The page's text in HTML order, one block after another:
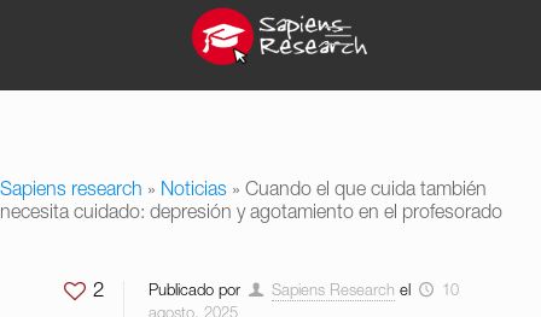
Sapiens research » Noticias » Cuando el que cuida también
necesita cuidado: depresión y agotamiento en el profesorado
2 Publicado por Sapiens Research el
10